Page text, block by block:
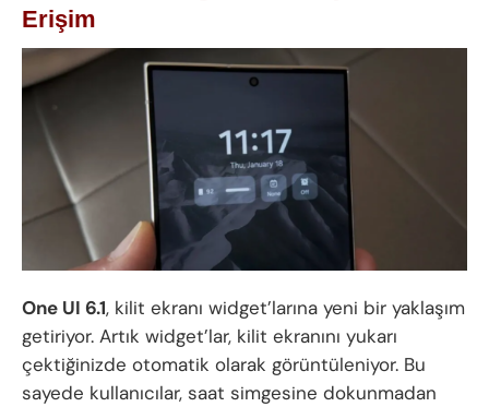
Erişim
One UI 6.1, kilit ekranı widget’larına yeni bir yaklaşım
getiriyor. Artık widget’lar, kilit ekranını yukarı
çektiğinizde otomatik olarak görüntüleniyor. Bu
sayede kullanıcılar, saat simgesine dokunmadan